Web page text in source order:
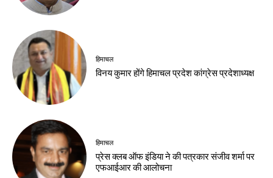
हिमाचल
विनय कुमार होंगे हिमाचल प्रदेश कांग्रेस प्रदेशाध्यक्ष
हिमाचल
प्रेस क्लब ऑफ इंडिया ने की पत्रकार संजीव शर्मा पर
एफआईआर की आलोचना